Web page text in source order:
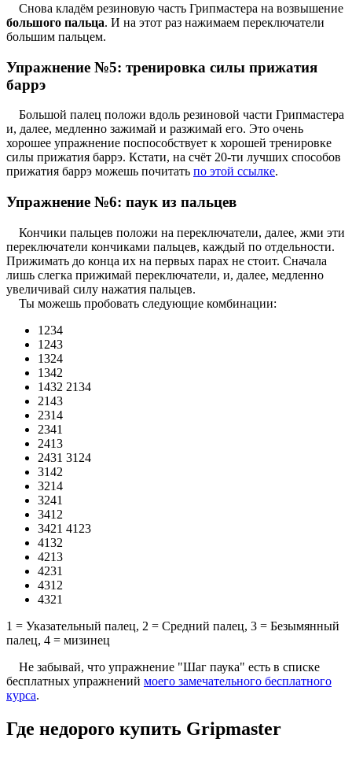
Снова кладём резиновую часть Грипмастера на возвышение
большого пальца. И на этот раз нажимаем переключатели
большим пальцем.
Упражнение №5: тренировка силы прижатия
баррэ
Большой палец положи вдоль резиновой части Грипмастера
и, далее, медленно зажимай и разжимай его. Это очень
хорошее упражнение поспособствует к хорошей тренировке
силы прижатия баррэ. Кстати, на счёт 20-ти лучших способов
прижатия баррэ можешь почитать по этой ссылке.
Упражнение №6: паук из пальцев
Кончики пальцев положи на переключатели, далее, жми эти
переключатели кончиками пальцев, каждый по отдельности.
Прижимать до конца их на первых парах не стоит. Сначала
лишь слегка прижимай переключатели, и, далее, медленно
увеличивай силу нажатия пальцев.
Ты можешь пробовать следующие комбинации:
1234
1243
1324
1342
1432 2134
2143
2314
2341
2413
2431 3124
3142
3214
3241
3412
3421 4123
4132
4213
4231
4312
4321
1 = Указательный палец, 2 = Средний палец, 3 = Безымянный
палец, 4 = мизинец
Не забывай, что упражнение "Шаг паука" есть в списке
бесплатных упражнений моего замечательного бесплатного
курса.
Где недорого купить Gripmaster